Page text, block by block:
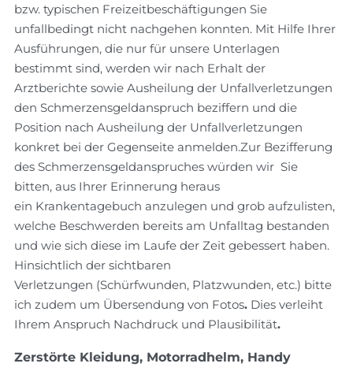
bzw. typischen Freizeitbeschäftigungen Sie
unfallbedingt nicht nachgehen konnten. Mit Hilfe Ihrer
Ausführungen, die nur für unsere Unterlagen
bestimmt sind, werden wir nach Erhalt der
Arztberichte sowie Ausheilung der Unfallverletzungen
den Schmerzensgeldanspruch beziffern und die
Position nach Ausheilung der Unfallverletzungen
konkret bei der Gegenseite anmelden.Zur Bezifferung
des Schmerzensgeldanspruches würden wir Sie
bitten, aus Ihrer Erinnerung heraus
ein Krankentagebuch anzulegen und grob aufzulisten,
welche Beschwerden bereits am Unfalltag bestanden
und wie sich diese im Laufe der Zeit gebessert haben.
Hinsichtlich der sichtbaren
Verletzungen (Schürfwunden, Platzwunden, etc.) bitte
ich zudem um Übersendung von Fotos. Dies verleiht
Ihrem Anspruch Nachdruck und Plausibilität.
Zerstörte Kleidung, Motorradhelm, Handy